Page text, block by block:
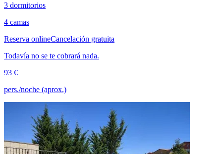
3 dormitorios
4 camas
Reserva onlineCancelación gratuita
Todavía no se te cobrará nada.
93 €
pers./noche (aprox.)